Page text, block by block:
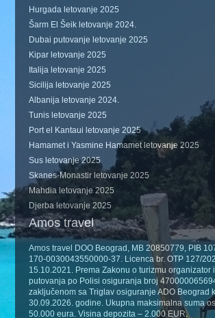
Hurgada letovanje 2025
Šarm El Šeik letovanje 2024.
Dubai putovanje letovanje 2025
Kipar letovanje 2025
Italija letovanje 2025
Sicilija letovanje 2025
Albanija letovanje 2024.
Tunis letovanje 2025
Port el Kantaui letovanje 2025
Hamamet i Yasmine Hamamet letovanje 2025
Sus letovanje 2025
Skanes-Monastir letovanje 2025
Mahdia letovanje 2025
Djerba letovanje 2025
Amos travel
Amos travel DOO Beograd, MB 20850779, PIB
170-0030043550000-37. Licenca br. OTP 127/
15.10.2021. Prema Zakonu o turizmu organizator
putovanja po Polisi osiguranja broj
zaključenom sa Triglav osiguranje ADO Beograd
30.09.2026. godine. Ukupna maksimalna suma
50.000 eura. Visina depozita – 2.000 EUR.